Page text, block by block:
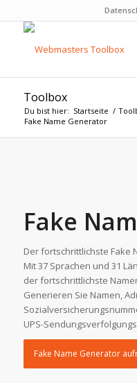
Toolbox
Du bist hier: Startseite /
Fake Name Generator
Fake
Der fortschrittlichste Fake
Mit 37 Sprachen und 31
der fortschrittlichste
Generieren Sie Namen,
UPS-
Fake Name Generator